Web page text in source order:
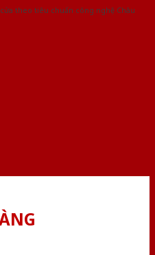
theo tiêu chuẩn công nghệ Châu